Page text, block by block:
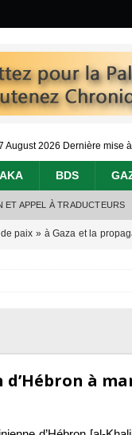
August 2026 Dernière mise
BDS
ET APPEL À TRADUCTEURS
paix » à Gaza et la
entrepôts de médicaments,
à